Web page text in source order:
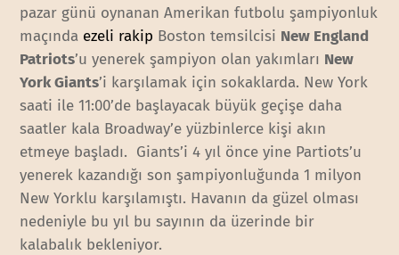
pazar günü oynanan Amerikan futbolu şampiyonluk
maçında ezeli rakip Boston temsilcisi New England
Patriots’u yenerek şampiyon olan yakımları New
York Giants’i karşılamak için sokaklarda. New York
saati ile 11:00’de başlayacak büyük geçişe daha
saatler kala Broadway’e yüzbinlerce kişi akın
etmeye başladı. Giants’i 4 yıl önce yine Partiots’u
yenerek kazandığı son şampiyonluğunda 1 milyon
New Yorklu karşılamıştı. Havanın da güzel olması
nedeniyle bu yıl bu sayının da üzerinde bir
kalabalık bekleniyor.